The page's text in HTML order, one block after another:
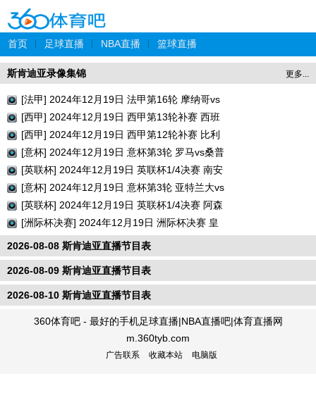
首页 足球直播 NBA直播 篮球直播
更多...
斯肯迪亚录像集锦
[法甲] 2024年12月19日 法甲第16轮 摩纳哥vs
巴黎圣日耳曼 全场录像回放
[西甲] 2024年12月19日 西甲第13轮补赛 西班
牙人vs瓦伦西亚 全场录像回放
[西甲] 2024年12月19日 西甲第12轮补赛 比利
亚雷亚尔vs巴列卡诺 全场录像回放
[意杯] 2024年12月19日 意杯第3轮 罗马vs桑普
多利亚 全场录像回放
[英联杯] 2024年12月19日 英联杯1/4决赛 南安
普顿vs利物浦 全场录像回放
[意杯] 2024年12月19日 意杯第3轮 亚特兰大vs
切塞纳 全场录像回放
[英联杯] 2024年12月19日 英联杯1/4决赛 阿森
纳vs水晶宫 全场录像回放
[洲际杯决赛] 2024年12月19日 洲际杯决赛 皇
家马德里vs帕丘卡 全场录像回放
2026-08-08 斯肯迪亚直播节目表
2026-08-09 斯肯迪亚直播节目表
2026-08-10 斯肯迪亚直播节目表
360体育吧 - 最好的手机足球直播|NBA直播吧|体育直播网
m.360tyb.com
广告联系 收藏本站 电脑版